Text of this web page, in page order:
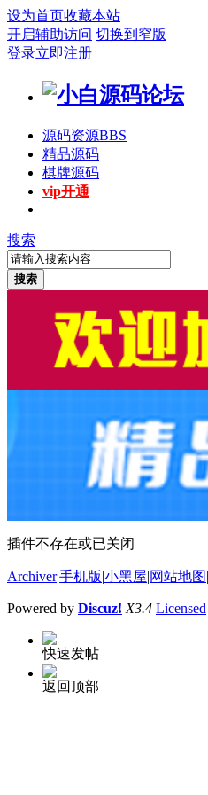
设为首页收藏本站
开启辅助访问 切换到窄版
登录立即注册
源码资源BBS
精品源码
棋牌源码
vip开通
搜索
搜索
插件不存在或已关闭
Archiver|手机版 小黑屋 网站地图
Powered by Discuz! X3.4 Licensed
快速发帖
返回顶部